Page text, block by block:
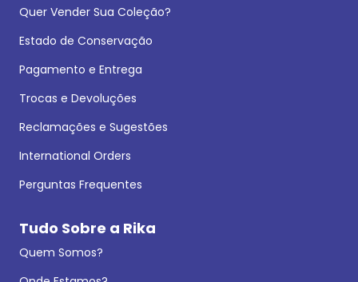
Quer Vender Sua Coleção?
Estado de Conservação
Pagamento e Entrega
Trocas e Devoluções
Reclamações e Sugestões
International Orders
Perguntas Frequentes
Tudo Sobre a Rika
Quem Somos?